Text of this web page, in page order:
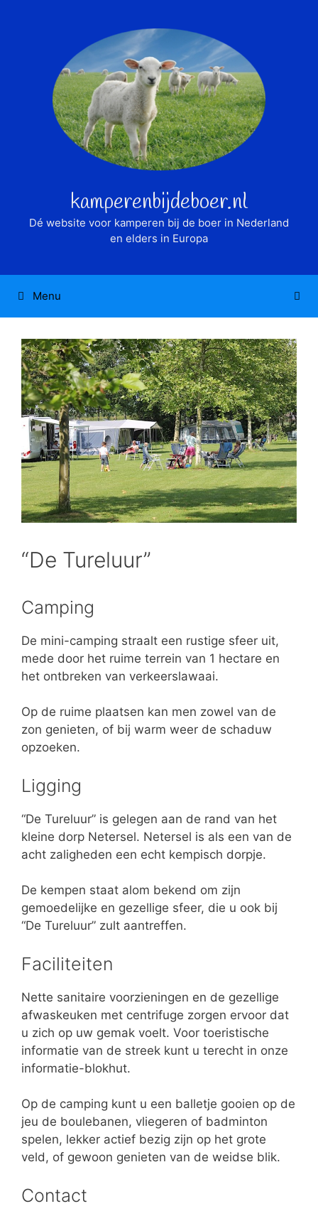
kamperenbijdeboer.nl
Dé website voor kamperen bij de boer in Nederland
en elders in Europa
Menu
“De Tureluur”
Camping
De mini-camping straalt een rustige sfeer uit,
mede door het ruime terrein van 1 hectare en
het ontbreken van verkeerslawaai.
Op de ruime plaatsen kan men zowel van de
zon genieten, of bij warm weer de schaduw
opzoeken.
Ligging
“De Tureluur” is gelegen aan de rand van het
kleine dorp Netersel. Netersel is als een van de
acht zaligheden een echt kempisch dorpje.
De kempen staat alom bekend om zijn
gemoedelijke en gezellige sfeer, die u ook bij
“De Tureluur” zult aantreffen.
Faciliteiten
Nette sanitaire voorzieningen en de gezellige
afwaskeuken met centrifuge zorgen ervoor dat
u zich op uw gemak voelt. Voor toeristische
informatie van de streek kunt u terecht in onze
informatie-blokhut.
Op de camping kunt u een balletje gooien op de
jeu de boulebanen, vliegeren of badminton
spelen, lekker actief bezig zijn op het grote
veld, of gewoon genieten van de weidse blik.
Contact